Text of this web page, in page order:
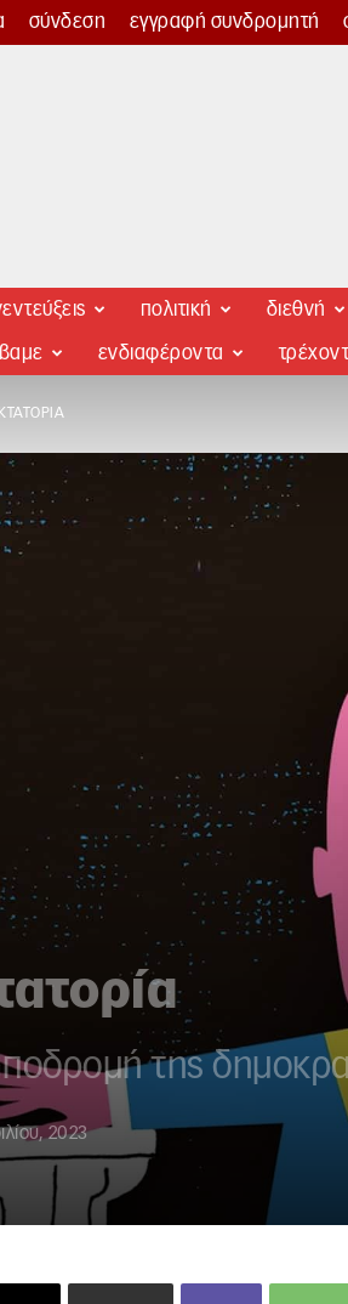
σύνδεση εγγραφή συνδρομητή
πολιτική διεθνή
ενδιαφέροντα
της
2023